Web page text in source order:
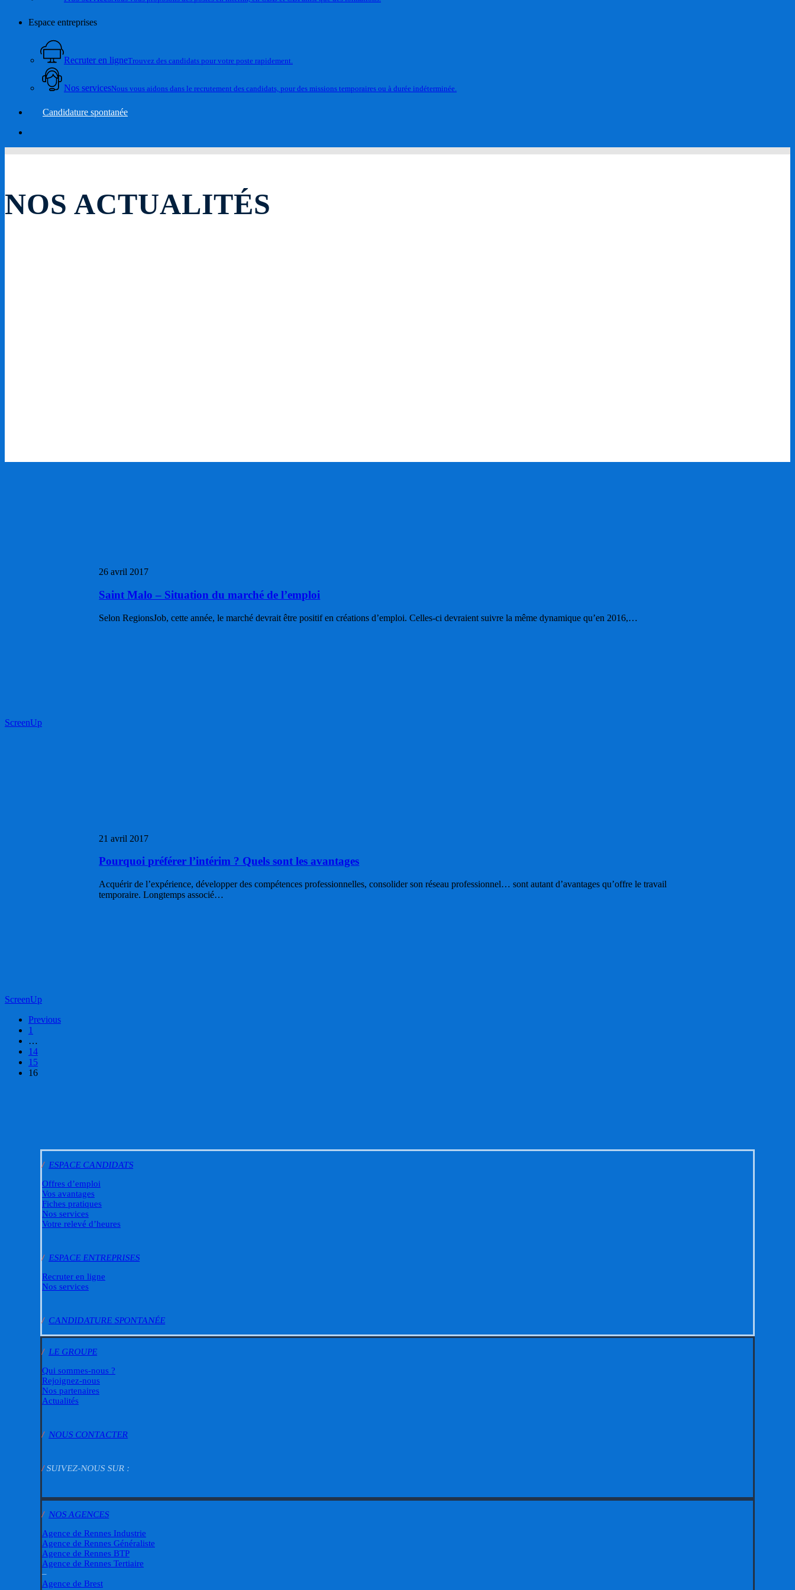
Espace entreprises
Recruter en ligneTrouvez des candidats pour votre poste rapidement.
Nos servicesNous vous aidons dans le recrutement des candidats, pour des missions temporaires ou à durée indéterminée.
Candidature spontanée
NOS ACTUALITÉS
26 avril 2017
Saint Malo – Situation du marché de l’emploi
Selon RegionsJob, cette année, le marché devrait être positif en créations d’emploi. Celles-ci devraient suivre la même dynamique qu’en 2016,…
ScreenUp
21 avril 2017
Pourquoi préférer l’intérim ? Quels sont les avantages
Acquérir de l’expérience, développer des compétences professionnelles, consolider son réseau professionnel… sont autant d’avantages qu’offre le travail
temporaire. Longtemps associé…
ScreenUp
Previous
1
…
14
15
16
/ ESPACE CANDIDATS
Offres d’emploi
Vos avantages
Fiches pratiques
Nos services
Votre relevé d’heures
/ ESPACE ENTREPRISES
Recruter en ligne
Nos services
/ CANDIDATURE SPONTANÉE
/ LE GROUPE
Qui sommes-nous ?
Rejoignez-nous
Nos partenaires
Actualités
/NOUS CONTACTER
/SUIVEZ-NOUS SUR :
/ NOS AGENCES
Agence de Rennes Industrie
Agence de Rennes Généraliste
Agence de Rennes BTP
Agence de Rennes Tertiaire
–
Agence de Brest